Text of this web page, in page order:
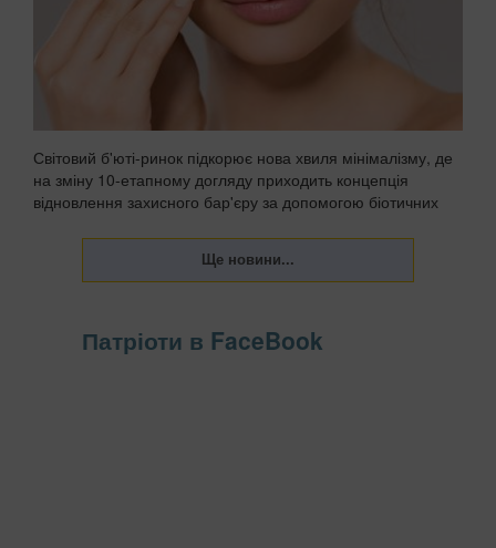
Світовий б'юті-ринок підкорює нова хвиля мінімалізму, де
на зміну 10-етапному догляду приходить концепція
відновлення захисного бар'єру за допомогою біотичних
перевантажувати епідерміс шарами кислот і активів,...
Патріоти в FaceBook